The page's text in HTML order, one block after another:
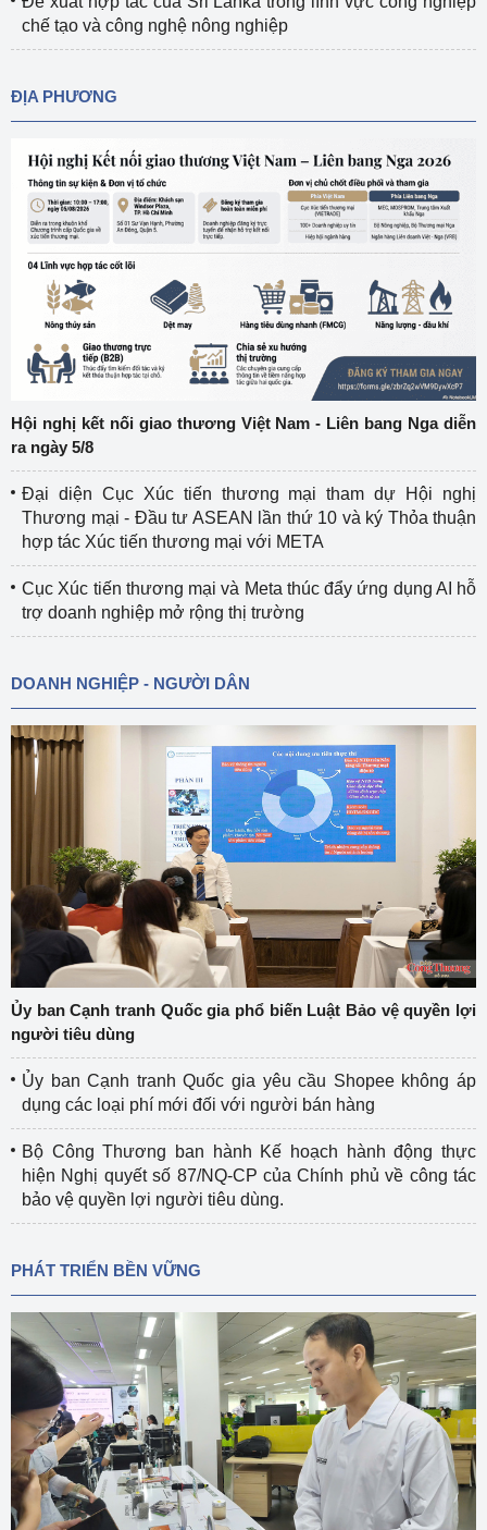
chế tạo và công nghệ nông nghiệp
ĐỊA PHƯƠNG
Hội nghị kết nối giao thương Việt Nam - Liên bang Nga diễn
ra ngày 5/8
Đại diện Cục Xúc tiến thương mại tham dự Hội nghị
Thương mại - Đầu tư ASEAN lần thứ 10 và ký Thỏa thuận
hợp tác Xúc tiến thương mại với META
Cục Xúc tiến thương mại và Meta thúc đẩy ứng dụng AI hỗ
trợ doanh nghiệp mở rộng thị trường
DOANH NGHIỆP - NGƯỜI DÂN
Ủy ban Cạnh tranh Quốc gia phổ biến Luật Bảo vệ quyền lợi
người tiêu dùng
Ủy ban Cạnh tranh Quốc gia yêu cầu Shopee không áp
dụng các loại phí mới đối với người bán hàng
Bộ Công Thương ban hành Kế hoạch hành động thực
hiện Nghị quyết số 87/NQ-CP của Chính phủ về công tác
bảo vệ quyền lợi người tiêu dùng.
PHÁT TRIỂN BỀN VỮNG